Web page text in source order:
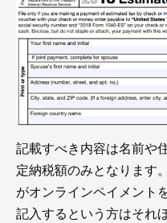
記載すべき内容は名前や
定納税額のみとなります
がオンラインペイメント
記入するという方はそれ